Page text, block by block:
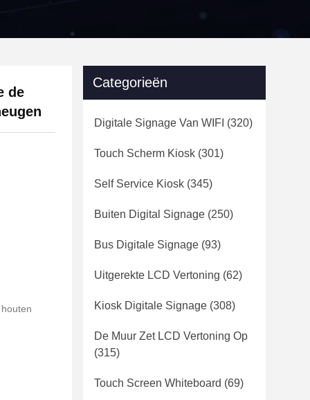
de
Categorieën
Digitale Signage Van WIFI (320)
Touch Scherm Kiosk (301)
Self Service Kiosk (345)
Buiten Digital Signage (250)
Bus Digitale Signage (93)
Uitgerekte LCD Vertoning (62)
Kiosk Digitale Signage (308)
De Muur Zet LCD Vertoning Op
(315)
Touch Screen Whiteboard (69)